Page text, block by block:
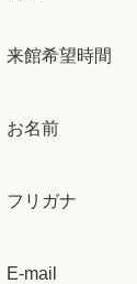
来館希望時間
お名前
フリガナ
E-mail